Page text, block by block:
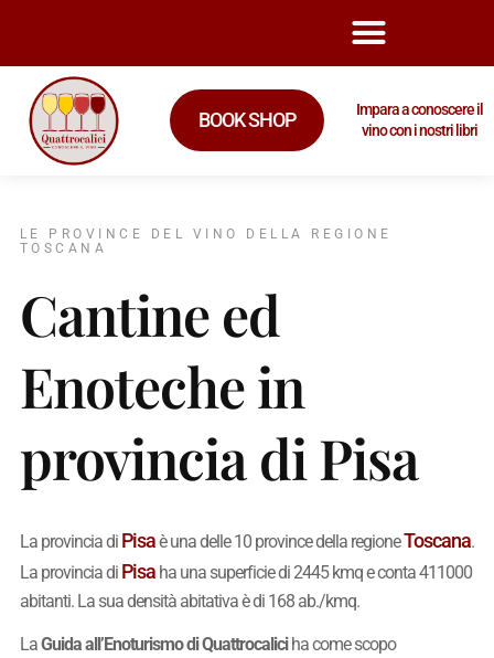
BOOK SHOP
Impara a conoscere il
vino con i nostri libri
LE PROVINCE DEL VINO DELLA REGIONE
TOSCANA
Cantine ed
Enoteche in
provincia di Pisa
La provincia di Pisaè una delle 10 province della regioneToscana.
La provincia di Pisaha una superficie di 2445 kmq e conta 411000
abitanti. La sua densità abitativa è di 168 ab./kmq.
LaGuida all’Enoturismo di Quattrocaliciha come scopo